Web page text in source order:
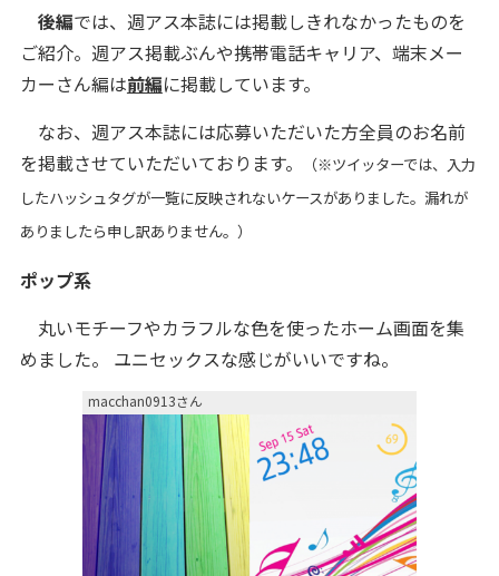
後編では、週アス本誌には掲載しきれなかったものを
ご紹介。週アス掲載ぶんや携帯電話キャリア、端末メー
カーさん編は前編に掲載しています。
なお、週アス本誌には応募いただいた方全員のお名前
を掲載させていただいております。
（※ツイッターでは、入力
したハッシュタグが一覧に反映されないケースがありました。漏れが
ありましたら申し訳ありません。）
ポップ系
丸いモチーフやカラフルな色を使ったホーム画面を集
めました。 ユニセックスな感じがいいですね。
macchan0913さん